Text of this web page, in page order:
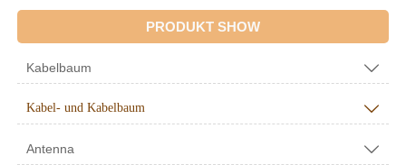
PRODUKT SHOW
Kabelbaum 
Kabel- und Kabelbaum 
Antenna 